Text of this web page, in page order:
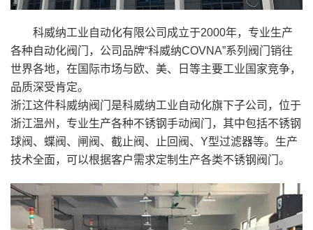
科威纳工业自动化有限公司成立于2000年，专业生产
各种自动化阀门，公司品牌“科威纳COVNA”系列阀门销往
世界各地，在国际市场与欧、美、日等主要工业国家竞争，
品质深受肯定。
浙江这件科威纳阀门是科威纳工业自动化旗下子公司，位于
浙江温州，专业生产各种不锈钢手动阀门，其中包括不锈钢
球阀、蝶阀、闸阀、截止阀、止回阀、Y型过滤器等。生产
技术全面，可以根据客户需求定制生产各类不锈钢阀门。